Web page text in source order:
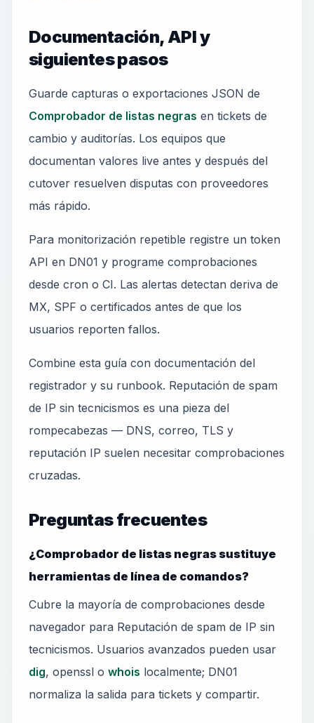
Documentación, API y
siguientes pasos
Guarde capturas o exportaciones JSON de
Comprobador de listas negras en tickets de
cambio y auditorías. Los equipos que
documentan valores live antes y después del
cutover resuelven disputas con proveedores
más rápido.
Para monitorización repetible registre un token
API en DN01 y programe comprobaciones
desde cron o CI. Las alertas detectan deriva de
MX, SPF o certificados antes de que los
usuarios reporten fallos.
Combine esta guía con documentación del
registrador y su runbook. Reputación de spam
de IP sin tecnicismos es una pieza del
rompecabezas — DNS, correo, TLS y
reputación IP suelen necesitar comprobaciones
cruzadas.
Preguntas frecuentes
¿Comprobador de listas negras sustituye
herramientas de línea de comandos?
Cubre la mayoría de comprobaciones desde
navegador para Reputación de spam de IP sin
tecnicismos. Usuarios avanzados pueden usar
dig, openssl o whois localmente; DN01
normaliza la salida para tickets y compartir.